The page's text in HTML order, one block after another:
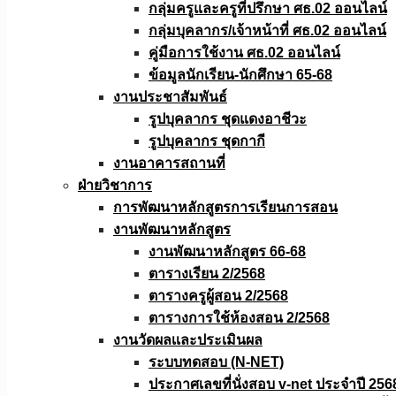
กลุ่มครูและครูที่ปรึกษา ศธ.02 ออนไลน์
กลุ่มบุคลากร/เจ้าหน้าที่ ศธ.02 ออนไลน์
คู่มือการใช้งาน ศธ.02 ออนไลน์
ข้อมูลนักเรียน-นักศึกษา 65-68
งานประชาสัมพันธ์
รูปบุคลากร ชุดแดงอาชีวะ
รูปบุคลากร ชุดกากี
งานอาคารสถานที่
ฝ่ายวิชาการ
การพัฒนาหลักสูตรการเรียนการสอน
งานพัฒนาหลักสูตร
งานพัฒนาหลักสูตร 66-68
ตารางเรียน 2/2568
ตารางครูผู้สอน 2/2568
ตารางการใช้ห้องสอน 2/2568
งานวัดผลเเละประเมินผล
ระบบทดสอบ (N-NET)
ประกาศเลขที่นั่งสอบ v-net ประจำปี